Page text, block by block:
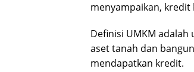
menyampaikan,
Definisi UMKM
aset tanah dan
mendapatkan kredit.